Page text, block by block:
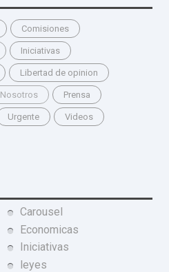
Comisiones
Iniciativas
Libertad de opinion
Nosotros Prensa
Urgente Videos
Carousel
Economicas
Iniciativas
leyes